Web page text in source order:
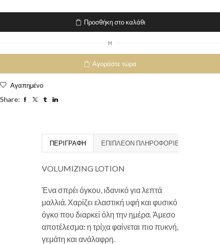
Προσθήκη στο καλάθι
H
Αγοράστε τώρα
Αγαπημένο
Share:
ΠΕΡΙΓΡΑΦΉ ΕΠΙΠΛΈΟΝ ΠΛΗΡΟΦΟΡΊΕΣ
VOLUMIZING LOTION
Ένα σπρέι όγκου, ιδανικό για λεπτά
μαλλιά. Χαρίζει ελαστική υφή και φυσικό
όγκο που διαρκεί όλη την ημέρα. Άμεσο
αποτέλεσμα: η τρίχα φαίνεται πιο πυκνή,
γεμάτη και ανάλαφρη.